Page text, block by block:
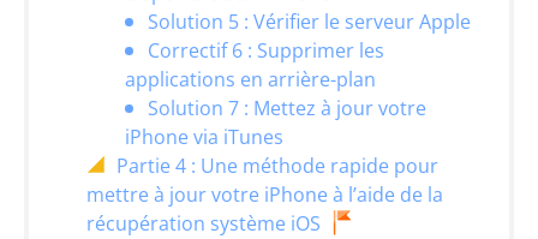
Solution 5 : Vérifier le serveur Apple
Correctif 6 : Supprimer les
applications en arrière-plan
Solution 7 : Mettez à jour votre
iPhone via iTunes
Partie 4 : Une méthode rapide pour
mettre à jour votre iPhone à l’aide de la
récupération système iOS